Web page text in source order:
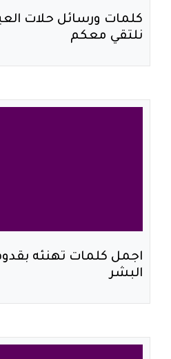
كلمات ورسائل حلات
نلتقي معكم
اجمل كلمات تهنئه
البشر